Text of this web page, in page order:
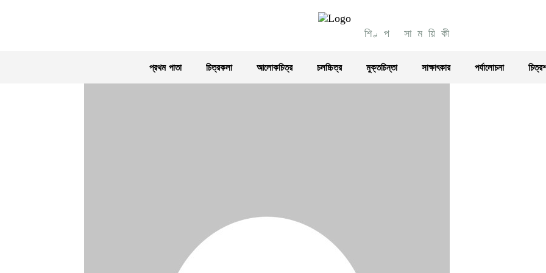
শিল্প সাময়িকী
প্রথম পাতা চিত্রকলা আলোকচিত্র চলচ্চিত্র মুক্তচিন্তা সাক্ষাৎকার পর্যালোচনা